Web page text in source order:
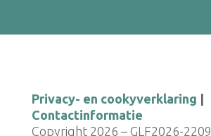
Privacy- en cookyverklaring |
Contactinformatie
Copyright 2026 – GLF2026-2209